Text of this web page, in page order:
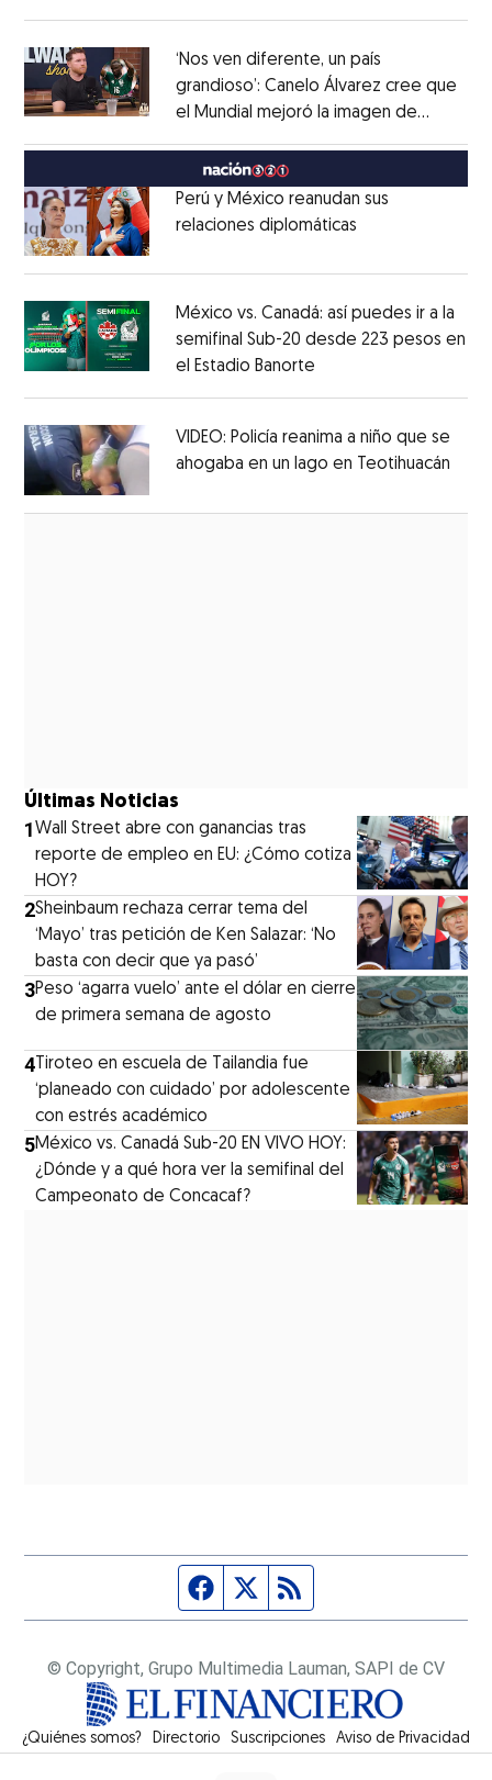
‘Nos ven diferente, un país
grandioso’: Canelo Álvarez cree que
el Mundial mejoró la imagen de
Opens in new window
Perú y México reanudan sus
relaciones diplomáticas
México vs. Canadá: así puedes ir a la
semifinal Sub-20 desde 223 pesos en
el Estadio Banorte
VIDEO: Policía reanima a niño que se
ahogaba en un lago en Teotihuacán
Últimas Noticias
1Wall Street abre con ganancias tras
reporte de empleo en EU: ¿Cómo cotiza
HOY?
2Sheinbaum rechaza cerrar tema del
‘Mayo’ tras petición de Ken Salazar: ‘No
basta con decir que ya pasó’
3Peso ‘agarra vuelo’ ante el dólar en cierre
de primera semana de agosto
4 Tiroteo en escuela de Tailandia fue
‘planeado con cuidado’ por adolescente
con estrés académico
5México vs. Canadá Sub-20 EN VIVO HOY:
¿Dónde y a qué hora ver la semifinal del
Campeonato de Concacaf?
Página de Facebook
Fuente Twitter
© Copyright, Grupo Multimedia Lauman, SAPI de CV
¿Quiénes somos? Directorio Suscripciones Opens in new window
Aviso de Privacidad